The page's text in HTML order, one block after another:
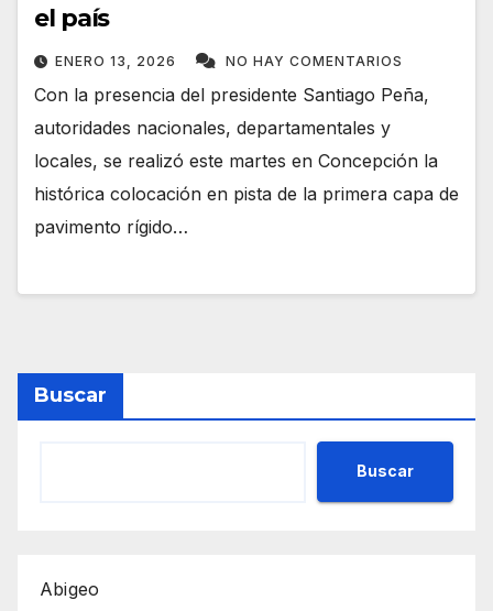
el país
ENERO 13, 2026 NO HAY COMENTARIOS
Con la presencia del presidente Santiago Peña,
autoridades nacionales, departamentales y
locales, se realizó este martes en Concepción la
histórica colocación en pista de la primera capa de
pavimento rígido…
Buscar
Buscar
Abigeo